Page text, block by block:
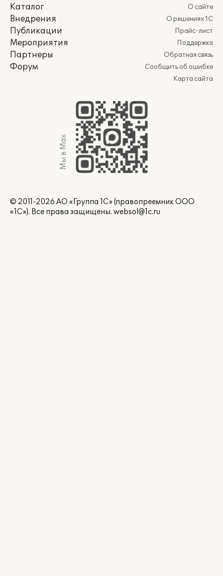
Каталог
Внедрения
Публикации
Мероприятия
Партнеры
Форум
О сайте
О решениях 1С
Прайс-лист
Поддержка
Обратная связь
Сообщить об ошибке
Карта сайта
Мы в Max
© 2011-2026 АО «Группа 1С» (правопреемник ООО
«1С»). Все права защищены. websol@1c.ru